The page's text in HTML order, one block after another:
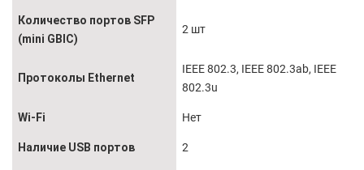
Количество портов SFP
(mini GBIC)
2 шт
Протоколы Ethernet
IEEE 802.3, IEEE 802.3ab, IEEE
802.3u
Wi-Fi Нет
Наличие USB портов 2